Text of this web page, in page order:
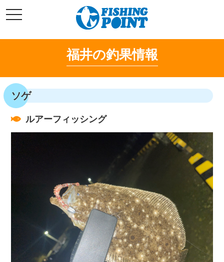
ン
ン
ス
キ
ッ
t
o
l
g
t
o
n
福井の釣果情報
ソゲ
ルアーフィッシング